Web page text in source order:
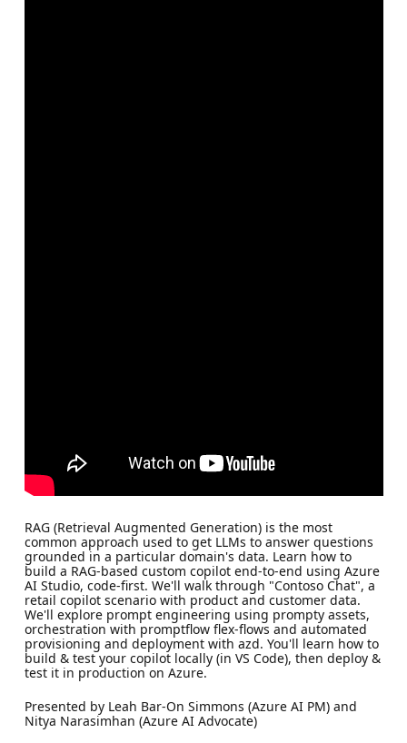
RAG (Retrieval Augmented Generation) is the most
common approach used to get LLMs to answer questions
grounded in a particular domain's data. Learn how to
build a RAG-based custom copilot end-to-end using Azure
AI Studio, code-first. We'll walk through "Contoso Chat", a
retail copilot scenario with product and customer data.
We'll explore prompt engineering using prompty assets,
orchestration with promptflow flex-flows and automated
provisioning and deployment with azd. You'll learn how to
build & test your copilot locally (in VS Code), then deploy &
test it in production on Azure.
Presented by Leah Bar-On Simmons (Azure AI PM) and
Nitya Narasimhan (Azure AI Advocate)